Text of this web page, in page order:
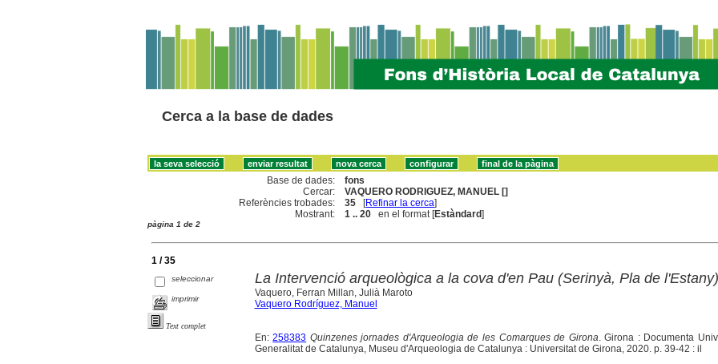
Cerca a la base de dades
Base de dades:
fons
Cercar:
VAQUERO RODRIGUEZ, MANUEL []
Referències trobades:
35 [Refinar la cerca]
Mostrant:
1 .. 20 en el format [Estàndard]
pàgina 1 de 2
1 / 35
seleccionar
imprimir
Text complet
La Intervenció arqueològica a la cova d'en Pau (Serinyà, Pla de l'Estany)
Vaquero, Ferran Millan, Julià Maroto
Vaquero Rodríguez, Manuel
En:258383 Quinzenes jornades d'Arqueologia de les Comarques de Girona. Girona : Documenta
Generalitat de Catalunya, Museu d'Arqueologia de Catalunya : Universitat de Girona, 2020. p. 39-42 : il